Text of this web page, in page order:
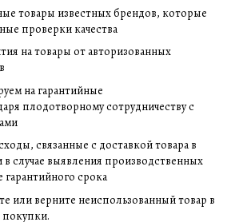
товары известных брендов, которые
проверки качества
на товары от авторизованных
на гарантийные
плодотворному сотрудничеству с
связанные с доставкой товара в
случае выявления производственных
гарантийного срока
или верните неиспользованный товар в
покупки.